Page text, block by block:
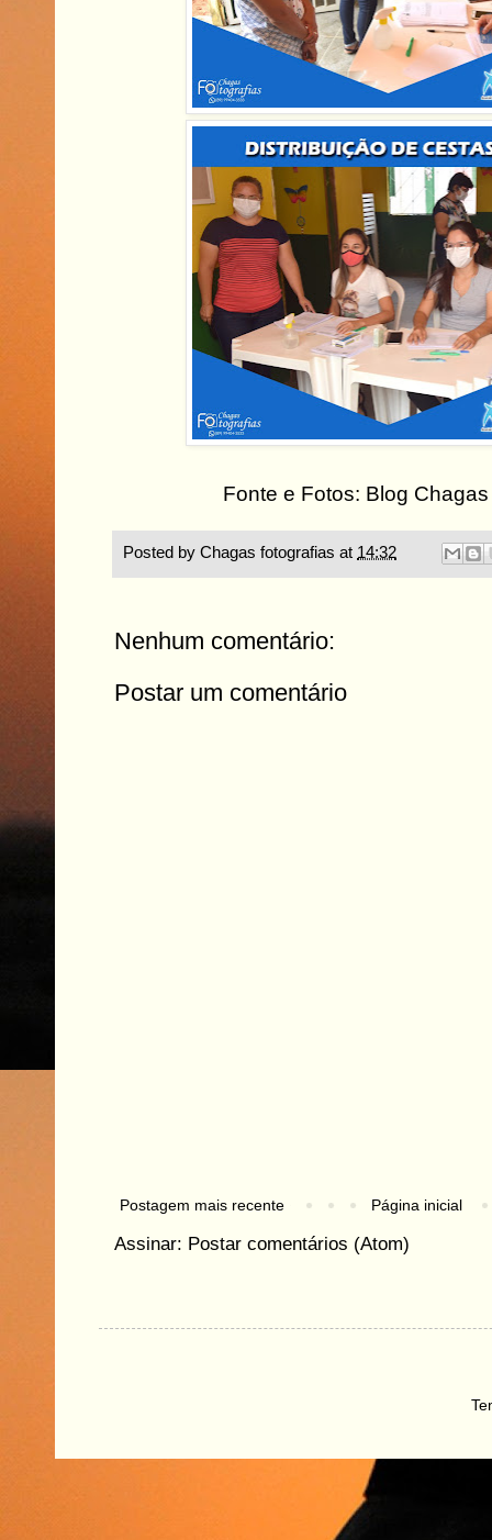
Fonte e Fotos: Blog
Posted by Chagas fotografias at 14:32
Nenhum comentário:
Postar um comentário
Postagem mais recente Página inicial
Assinar: Postar comentários (Atom)